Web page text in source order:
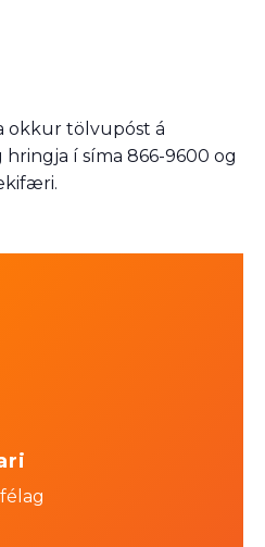
okkur tölvupóst á
í síma 866-9600 og